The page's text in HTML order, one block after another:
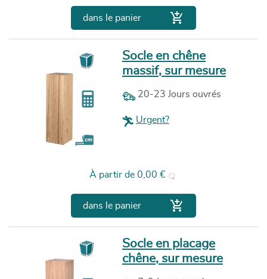
dans le panier 
Socle en chêne
massif, sur mesure
20-23 Jours ouvrés
Urgent?
À partir de Prix
0,00 €
dans le panier 
Socle en placage
chêne, sur mesure